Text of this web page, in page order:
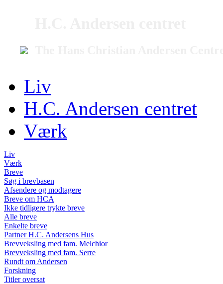
Liv
H.C. Andersen centret
Værk
Liv
Værk
Breve
Søg i brevbasen
Afsendere og modtagere
Breve om HCA
Ikke tidligere trykte breve
Alle breve
Enkelte breve
Partner H.C. Andersens Hus
Brevveksling med fam. Melchior
Brevveksling med fam. Serre
Rundt om Andersen
Forskning
Titler oversat